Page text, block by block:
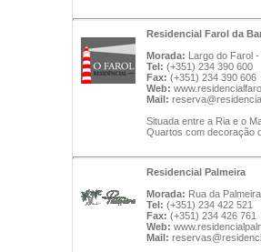
Residencial Farol da
Morada: Largo do Farol
Tel: (+351) 234 390 600
Fax: (+351) 234 390 606
Web:
Mail:
Situada entre a Ria e o
Quartos com decoração
Residencial Palmeira
Morada: Rua da
Tel: (+351) 234 422 521
Fax: (+351) 234 426 761
Web:
Mail: